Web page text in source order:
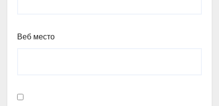
Веб место